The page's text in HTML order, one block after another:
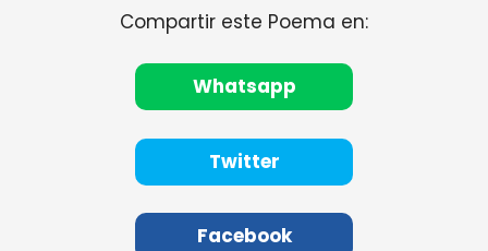
Compartir este Poema en:
Whatsapp
Twitter
Facebook